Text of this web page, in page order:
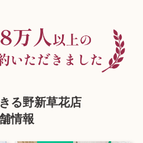
る野新草花店
情報